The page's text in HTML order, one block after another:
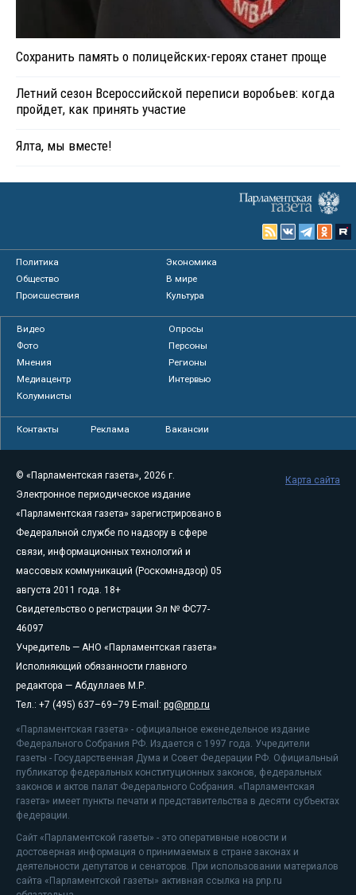
Сохранить память о полицейских-героях станет проще
Летний сезон Всероссийской переписи воробьев: когда
пройдет, как принять участие
Ялта, мы вместе!
Политика
Экономика
Общество
В мире
Происшествия
Культура
Видео
Опросы
Фото
Персоны
Мнения
Регионы
Медиацентр
Интервью
Колумнисты
Контакты Реклама Вакансии
© «Парламентская газета», 2026 г.
Электронное периодическое издание
«Парламентская газета» зарегистрировано в
Федеральной службе по надзору в сфере
связи, информационных технологий и
массовых коммуникаций (Роскомнадзор) 05
августа 2011 года. 18+
Свидетельство о регистрации Эл № ФС77-
46097
Учредитель — АНО «Парламентская газета»
Исполняющий обязанности главного
редактора — Абдуллаев М.Р.
Тел.: +7 (495) 637–69–79 E-mail: pg@pnp.ru
«Парламентская газета» - официальное еженедельное издание
Федерального Собрания РФ. Издается с 1997 года. Учредители
газеты - Государственная Дума и Совет Федерации РФ. Официальный
публикатор федеральных конституционных законов, федеральных
законов и актов палат Федерального Собрания. «Парламентская
газета» имеет пункты печати и представительства в десяти субъектах
федерации.
Сайт «Парламентской газеты» - это оперативные новости и
достоверная информация о принимаемых в стране законах и
деятельности депутатов и сенаторов. При использовании материалов
сайта «Парламентской газеты» активная ссылка на pnp.ru
Карта сайта